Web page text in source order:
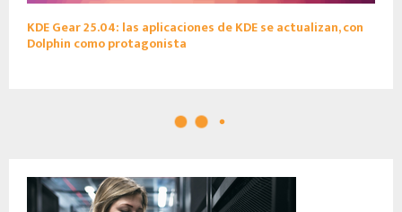
KDE Gear 25.04: las aplicaciones de KDE se actualizan, con
Dolphin como protagonista